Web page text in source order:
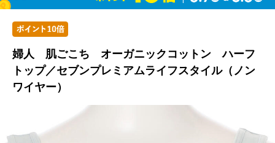
婦人 肌ごこち オーガニックコットン ハーフ
トップ／セブンプレミアムライフスタイル（ノン
ワイヤー）